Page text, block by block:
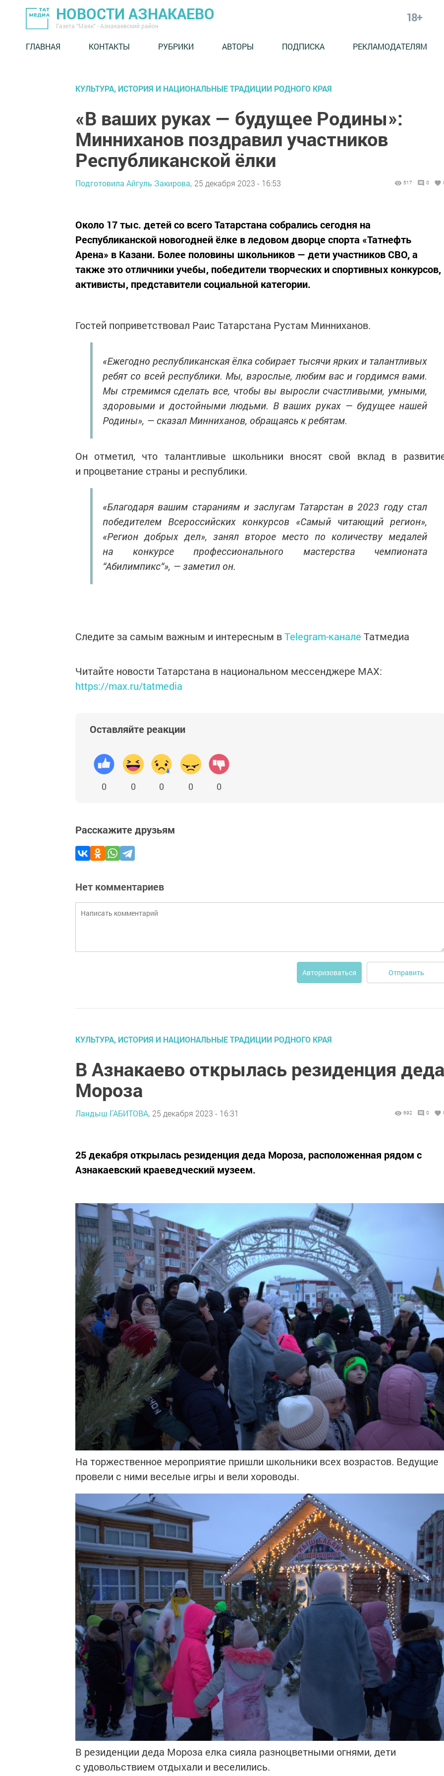
НОВОСТИ АЗНАКАЕВО
Газета "Маяк" - Азнакаевский район
18+
ГЛАВНАЯ КОНТАКТЫ РУБРИКИ АВТОРЫ ПОДПИСКА РЕКЛАМОДАТЕЛЯМ
КУЛЬТУРА, ИСТОРИЯ И НАЦИОНАЛЬНЫЕ ТРАДИЦИИ РОДНОГО КРАЯ
«В ваших руках — будущее Родины»:
Минниханов поздравил участников
Республиканской ёлки
Подготовила Айгуль Закирова, 25 декабря 2023 - 16:53 517 0
Около 17 тыс. детей со всего Татарстана собрались сегодня на
Республиканской новогодней ёлке в ледовом дворце спорта «Татнефть
Арена» в Казани. Более половины школьников — дети участников СВО, а
также это отличники учебы, победители творческих и спортивных конкурсов,
активисты, представители социальной категории.
Гостей поприветствовал Раис Татарстана Рустам Минниханов.
«Ежегодно республиканская ёлка собирает тысячи ярких и талантливых
ребят со всей республики. Мы, взрослые, любим вас и гордимся вами.
Мы стремимся сделать все, чтобы вы выросли счастливыми, умными,
здоровыми и достойными людьми. В ваших руках — будущее нашей
Родины», — сказал Минниханов, обращаясь к ребятам.
Он отметил, что талантливые школьники вносят свой вклад в
и процветание страны и республики.
«Благодаря вашим стараниям и заслугам Татарстан в 2023 году стал
победителем Всероссийских конкурсов «Самый читающий регион»,
«Регион добрых дел», занял второе место по количеству медалей
на конкурсе профессионального мастерства чемпионата
“Абилимпикс“», — заметил он.
Следите за самым важным и интересным вTelegram-канале Татмедиа
Читайте новости Татарстана в национальном мессенджере MАХ:
https://max.ru/tatmedia
Оставляйте реакции
0 0 0 0 0
Расскажите друзьям
Нет комментариев
Авторизоваться Отправить
КУЛЬТУРА, ИСТОРИЯ И НАЦИОНАЛЬНЫЕ ТРАДИЦИИ РОДНОГО КРАЯ
В Азнакаево открылась резиденция деда
Мороза
Ландыш ГАБИТОВА, 25 декабря 2023 - 16:31 692 0
25 декабря открылась резиденция деда Мороза, расположенная рядом с
Азнакаевский краеведческий музеем.
На торжественное мероприятие пришли школьники всех возрастов. Ведущие
провели с ними веселые игры и вели хороводы.
В резиденции деда Мороза елка сияла разноцветными огнями, дети
с удовольствием отдыхали и веселились.